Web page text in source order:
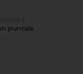
puntale